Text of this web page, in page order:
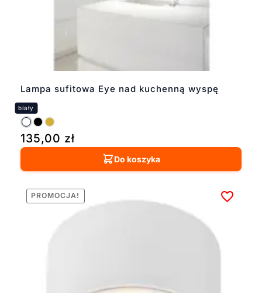
Lampa sufitowa Eye nad kuchenną wyspę
135,00 zł
Do koszyka
PROMOCJA!